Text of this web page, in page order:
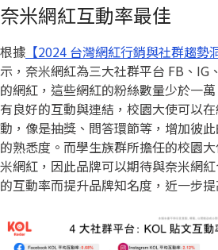
奈米網紅互動率最佳
根據 【2024 台灣網紅行銷與社群趨勢
示，奈米網紅為三大社群平台 FB、IG
的網紅，這些網紅的粉絲數量少於一
有良好的互動與連結，校園大使可以
動，像是抽獎、問答環節等，增加彼
的熟悉度。而學生族群所擔任的校園
米網紅，因此品牌可以期待與奈米網
的互動率而提升品牌知名度，近一步